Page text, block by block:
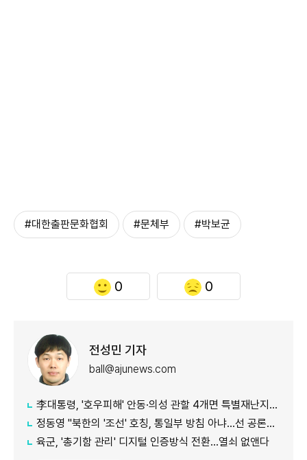
#대한출판문화협회 #문체부 #박보균
0 0
전성민 기자
ball@ajunews.com
李대통령, '호우피해' 안동·의성 관할 4개면 특별재난지역 선포
정동영 "북한의 '조선' 호칭, 통일부 방침 아냐...선 공론화 먼저"
육군, '총기함 관리' 디지털 인증방식 전환…열쇠 없앤다